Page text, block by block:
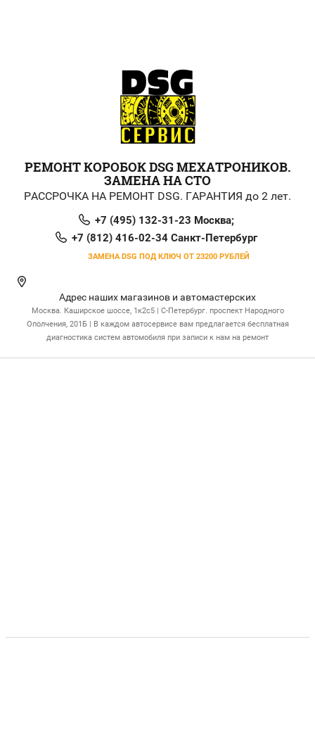
РЕМОНТ КОРОБОК DSG МЕХАТРОНИКОВ.
ЗАМЕНА НА СТО
РАССРОЧКА НА РЕМОНТ DSG. ГАРАНТИЯ до 2 лет.
+7 (495) 132-31-23 Москва;
+7 (812) 416-02-34 Санкт-Петербург
ЗАМЕНА DSG ПОД КЛЮЧ ОТ 23200 РУБЛЕЙ
Адрес наших магазинов и автомастерских
Москва. Каширское шоссе, 1к2с5 | С-Петербург. проспект Народного
Ополчения, 201Б | В каждом автосервисе вам предлагается бесплатная
диагностика систем автомобиля при записи к нам на ремонт